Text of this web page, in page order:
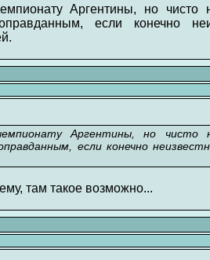
Аргентины, но чисто
если конечно
Аргентины, но чисто
если конечно
там такое возможно...